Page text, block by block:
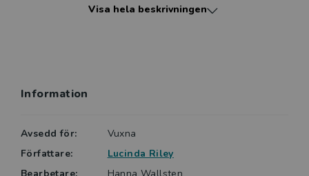
av sina studier för att resa i Kittys spår.
tillhörighet hon aldrig tidigare känt. Hennes
Visa hela beskrivningen
Information
Avsedd för:
Vuxna
Författare:
Lucinda Riley